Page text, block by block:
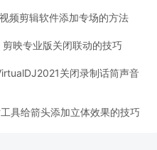
频剪辑软件添加专场的方法
映专业版关闭联动的技巧
关闭录制话筒声音
具给箭头添加立体效果的技巧